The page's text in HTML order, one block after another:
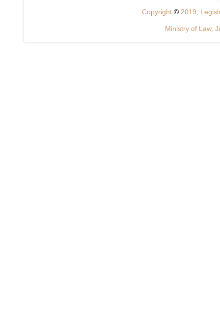
Copyright © 2019,
Ministry of Law,